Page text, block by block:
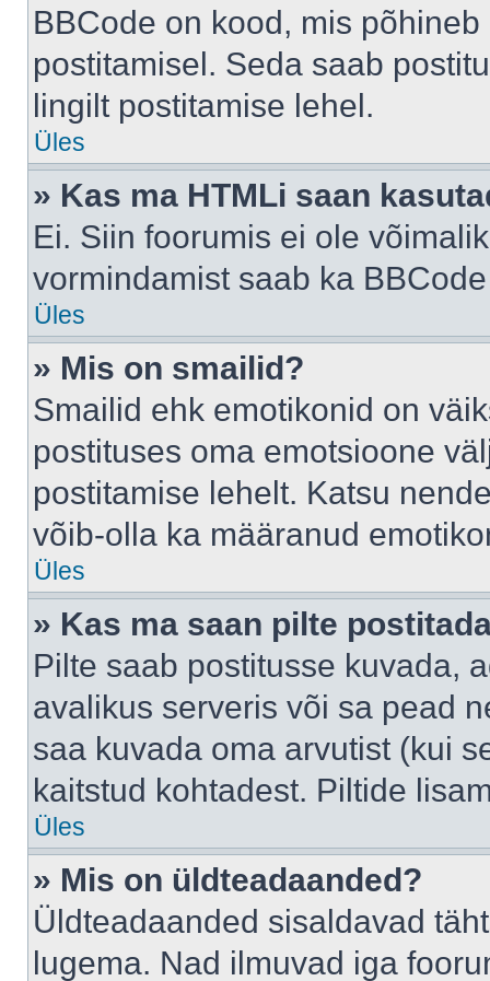
BBCode on kood, mis
postitamisel. Seda saab
lingilt postitamise lehel.
Üles
» Kas ma HTMLi saan
Ei. Siin foorumis ei ole
vormindamist saab ka
Üles
» Mis on smailid?
Smailid ehk emotikonid on
postituses oma emotsioone
postitamise lehelt. Katsu
võib-olla ka määranud
Üles
» Kas ma saan pilte
Pilte saab postitusse kuvada,
avalikus serveris või sa pead
saa kuvada oma arvutist (kui
kaitstud kohtadest. Piltide
Üles
» Mis on üldteadaanded?
Üldteadaanded sisaldavad
lugema. Nad ilmuvad iga